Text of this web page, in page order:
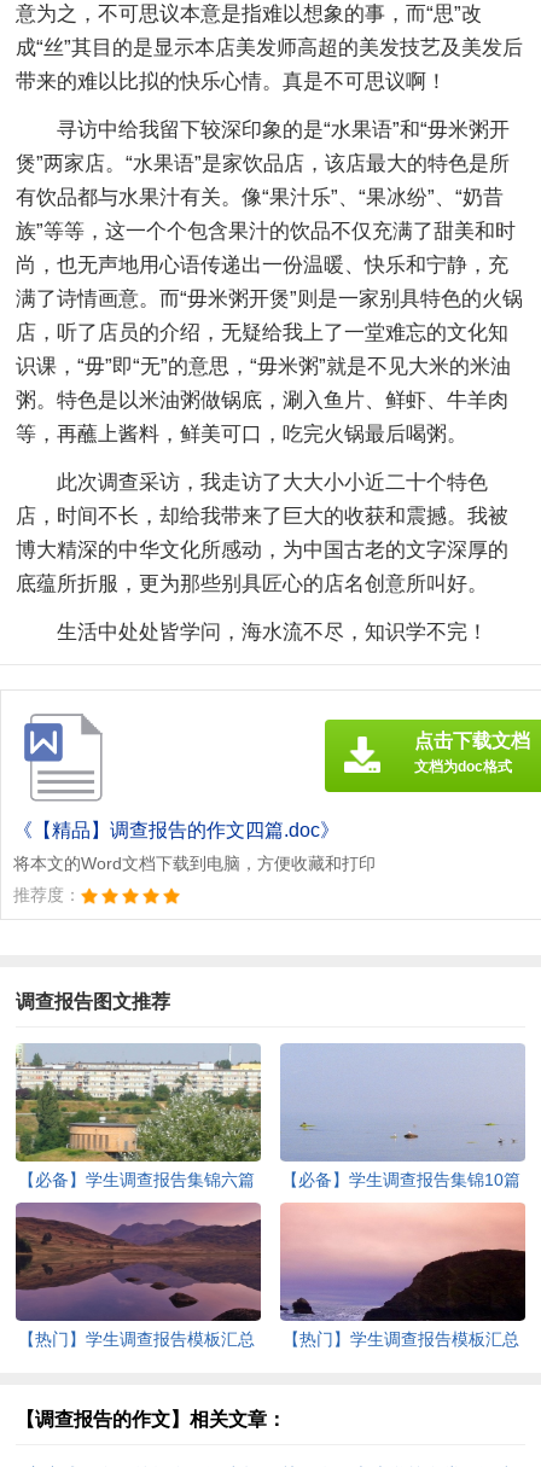
意为之，不可思议本意是指难以想象的事，而“思”改
成“丝”其目的是显示本店美发师高超的美发技艺及美发后
带来的难以比拟的快乐心情。真是不可思议啊！
寻访中给我留下较深印象的是“水果语”和“毋米粥开
煲”两家店。“水果语”是家饮品店，该店最大的特色是所
有饮品都与水果汁有关。像“果汁乐”、“果冰纷”、“奶昔
族”等等，这一个个包含果汁的饮品不仅充满了甜美和时
尚，也无声地用心语传递出一份温暖、快乐和宁静，充
满了诗情画意。而“毋米粥开煲”则是一家别具特色的火锅
店，听了店员的介绍，无疑给我上了一堂难忘的文化知
识课，“毋”即“无”的意思，“毋米粥”就是不见大米的米油
粥。特色是以米油粥做锅底，涮入鱼片、鲜虾、牛羊肉
等，再蘸上酱料，鲜美可口，吃完火锅最后喝粥。
此次调查采访，我走访了大大小小近二十个特色
店，时间不长，却给我带来了巨大的收获和震撼。我被
博大精深的中华文化所感动，为中国古老的文字深厚的
底蕴所折服，更为那些别具匠心的店名创意所叫好。
生活中处处皆学问，海水流不尽，知识学不完！
《【精品】调查报告的作文四篇.doc》
将本文的Word文档下载到电脑，方便收藏和打印
推荐度：
点击下载文档
文档为doc格式
调查报告图文推荐
【必备】学生调查报告集锦六篇 【必备】学生调查报告集锦10篇
【热门】学生调查报告模板汇总
【热门】学生调查报告模板汇总
【调查报告的作文】相关文章：